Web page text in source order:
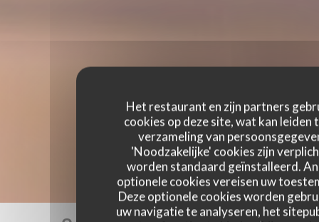
Het restaurant en zijn partners
cookies op deze site, wat kan leiden
verzameling van
'Noodzakelijke' cookies zijn
worden standaard geïnstalleerd.
optionele cookies vereisen uw
Deze optionele cookies worden
uw navigatie te analyseren, het